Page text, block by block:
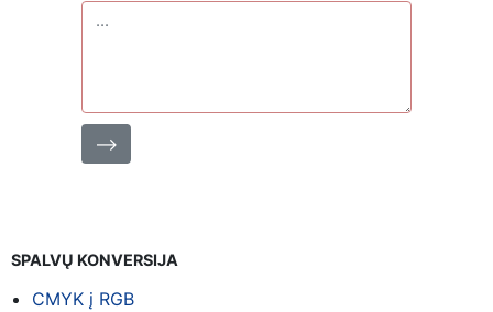
⟶
SPALVŲ KONVERSIJA
CMYK į RGB